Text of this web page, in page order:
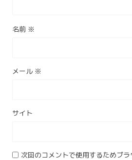
名前 ※
メール ※
サイト
次回のコメントで使用するためブ